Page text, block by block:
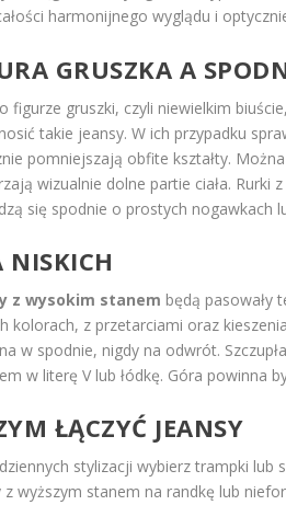
harmonijnego wyglądu i
GRUSZKA A
figurze gruszki, czyli niewielkim
takie jeansy. W ich przypadku
pomniejszają obfite kształty.
wizualnie dolne partie ciała.
się spodnie o prostych nogawkach
NISKICH
z wysokim stanem będą pasowały
kolorach, z przetarciami oraz
w spodnie, nigdy na odwrót.
w literę V lub łódkę. Góra powinna
ŁĄCZYĆ JEANSY
stylizacji wybierz trampki lub
z wyższym stanem na randkę lub